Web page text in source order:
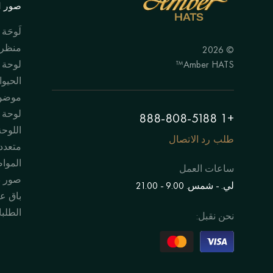
© 2026
Amber HATS™
+1 888-808-5188
طلب رد الاتصال
ساعات العمل
لي. - شمس. 9.00 - 21.00
نحن نقبل:
صور
لَوحَة
لوحة
لوحة
صور
باق